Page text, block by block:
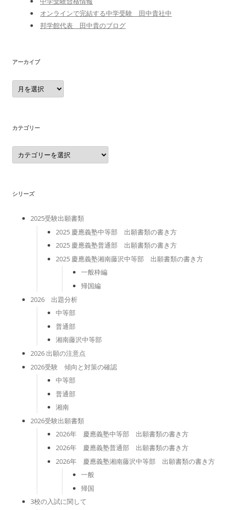
オンラインで完結する中学受験 田中貴社中
邦学館代表 田中貴のブログ
アーカイブ
ア
ー
カ
カテゴリー
カ
テ
ゴ
シリーズ
2025受験出願書類
2025 慶應義塾中等部 出願書類の書き方
2025 慶應義塾普通部 出願書類の書き方
2025 慶應義塾湘南藤沢中等部 出願書類の書き方
一般枠編
帰国編
2026 出題分析
中等部
普通部
湘南藤沢中等部
2026 出願の注意点
2026受験 傾向と対策の確認
中等部
普通部
湘南
2026受験出願書類
2026年 慶應義塾中等部 出願書類の書き方
2026年 慶應義塾普通部 出願書類の書き方
2026年 慶應義塾湘南藤沢中等部 出願書類の書き方
一般
帰国
3校の入試に関して